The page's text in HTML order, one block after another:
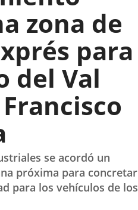
zona de
para
del Val
se acordó un
próxima para concretar
para los vehículos de los